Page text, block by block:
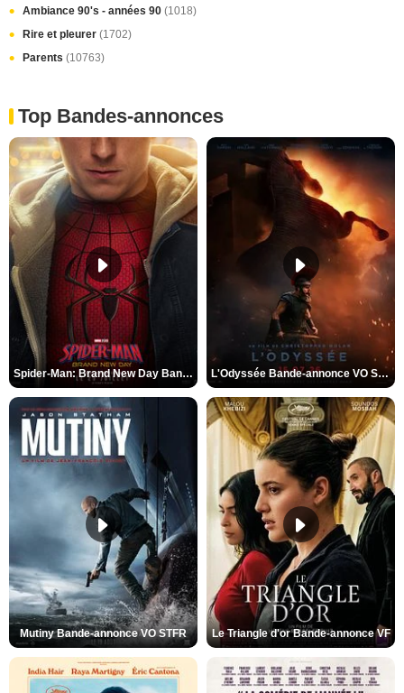
Ambiance 90's - années 90 (1018)
Rire et pleurer (1702)
Parents (10763)
Top Bandes-annonces
Spider-Man: Brand New Day Bande-annonce VO STFR L'Odyssée Bande-annonce VO STFR
Mutiny Bande-annonce VO STFR Le Triangle d'or Bande-annonce VF